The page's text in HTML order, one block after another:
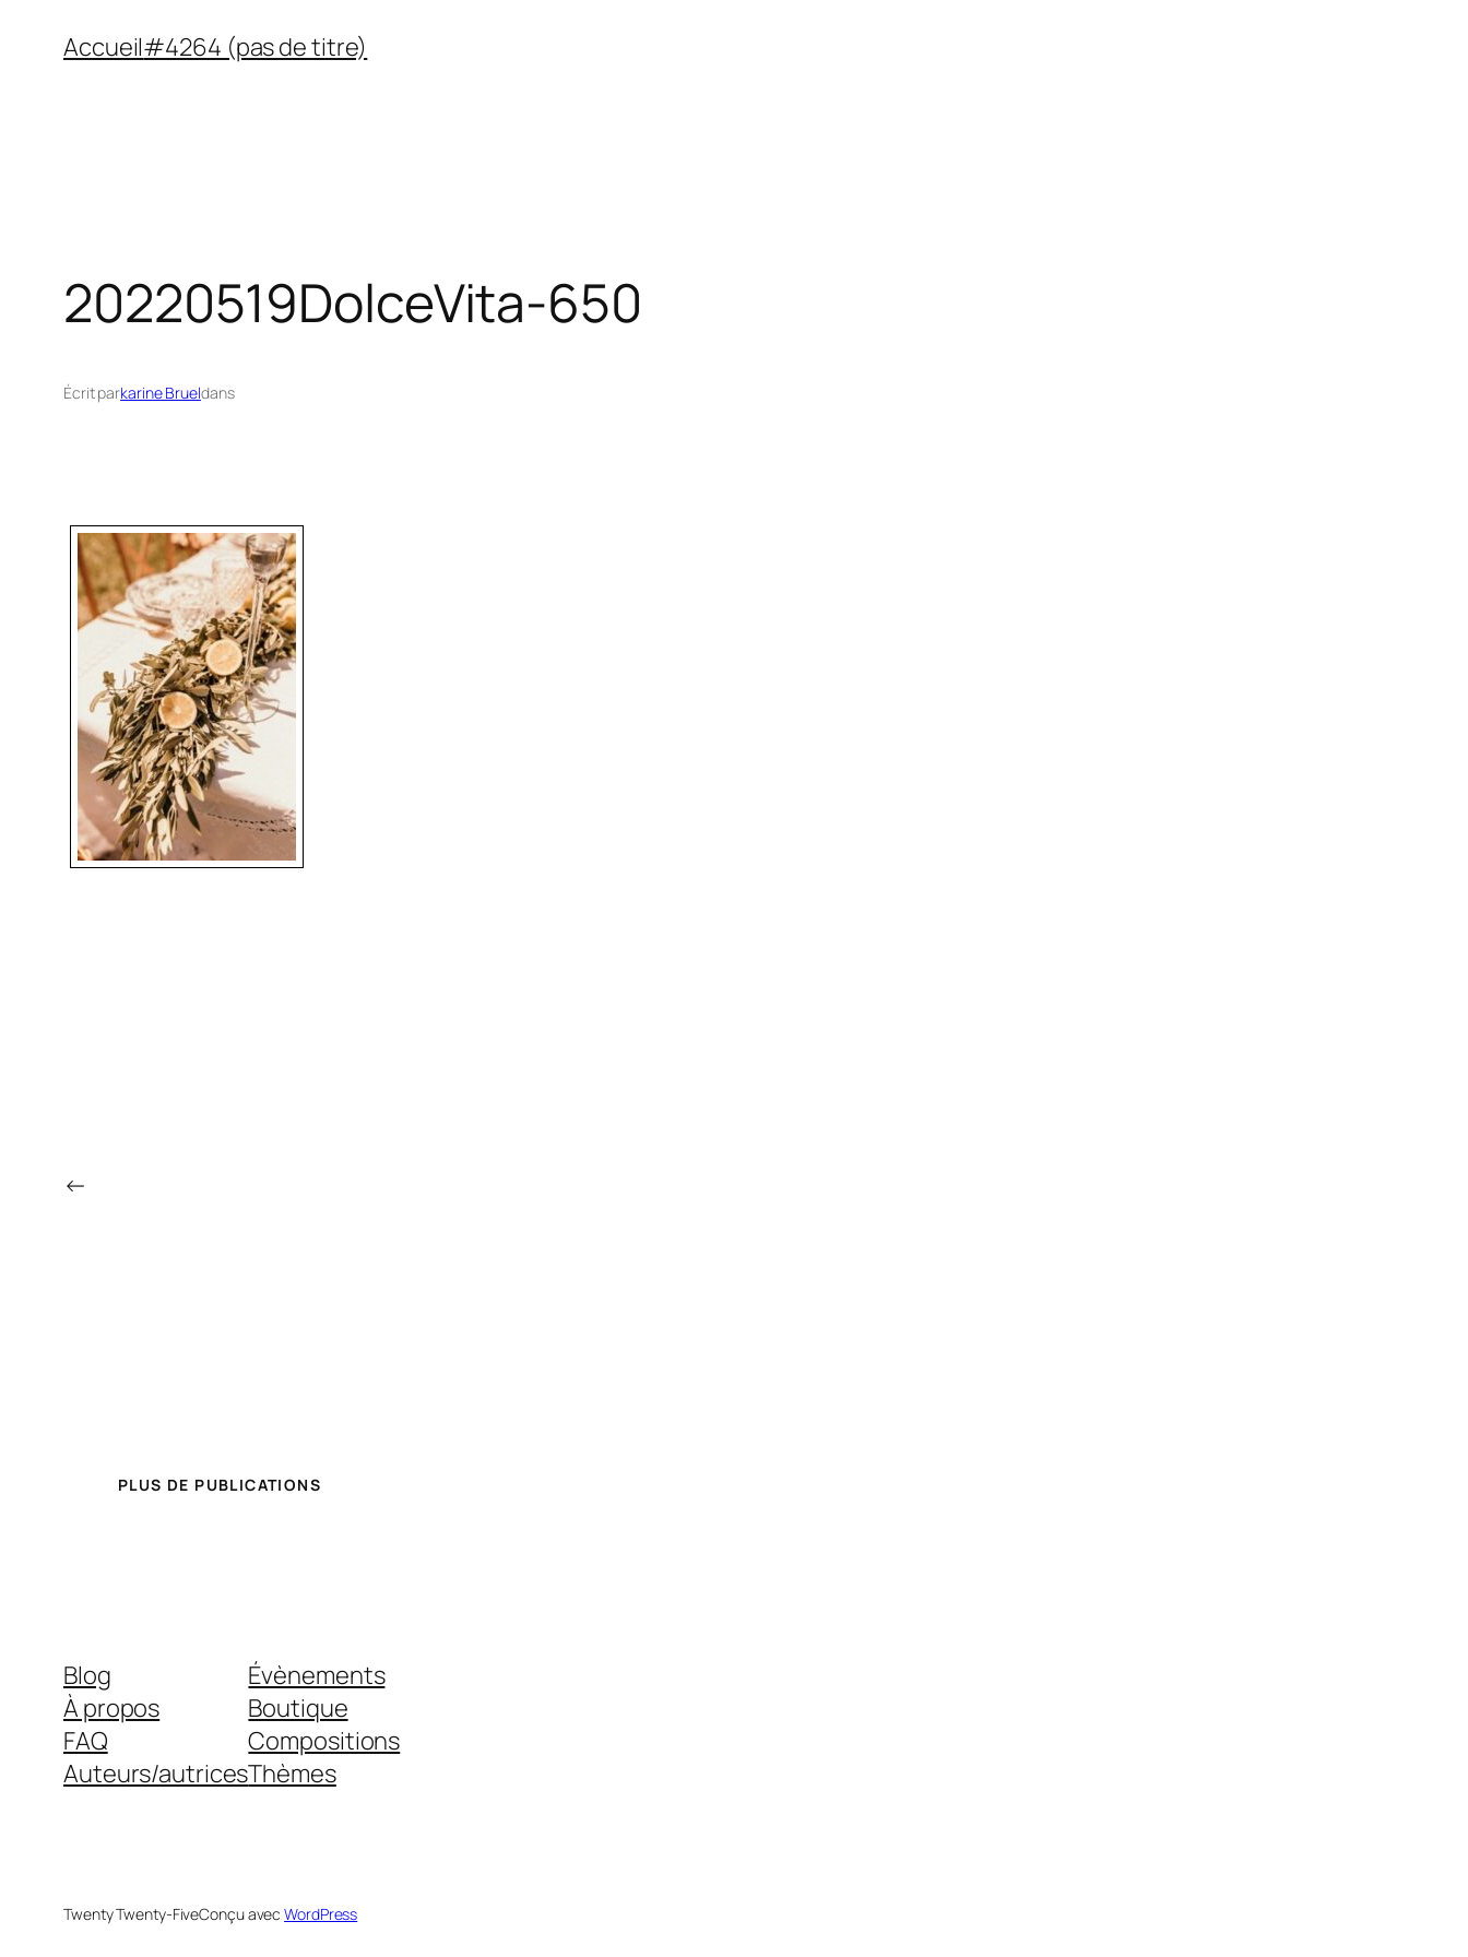
Accueil#4264 (pas de titre)
20220519DolceVita-650
Écrit parkarine Brueldans
←
PLUS DE PUBLICATIONS
Blog
À propos
FAQ
Auteurs/autrices
Évènements
Boutique
Compositions
Thèmes
Twenty Twenty-FiveConçu avecWordPress